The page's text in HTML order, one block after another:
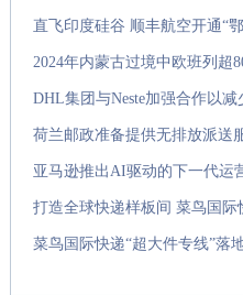
直飞印度硅谷 顺丰航空开通“
2024年内蒙古过境中欧班列超
DHL集团与Neste加强合作以减
荷兰邮政准备提供无排放派送
亚马逊推出AI驱动的下一代运
菜鸟国际快递“超大件专线”落